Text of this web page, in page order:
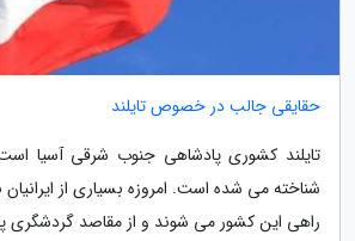
حقایقی جالب در خصوص تایلند
تایلند کشوری پادشاهی جنوب شرقی آسیا
شناخته می شده است. امروزه بسیاری از
راهی این کشور می شوند و از مقاصد گردشگری